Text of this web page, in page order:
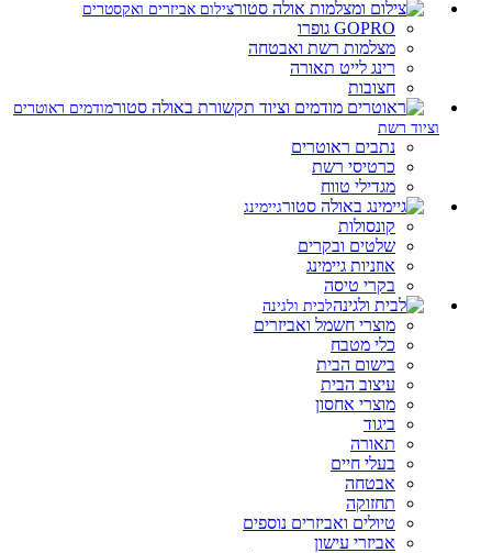
צילום אביזרים ואקסטרים
GOPRO גופרו
מצלמות רשת ואבטחה
רינג לייט תאורה
חצובות
מודמים ראוטרים
וציוד רשת
נתבים ראוטרים
כרטיסי רשת
מגדילי טווח
גיימינג
קונסולות
שלטים ובקרים
אוזניות גיימינג
בקרי טיסה
לבית ולגינה
מוצרי חשמל ואביזרים
כלי מטבח
בישום הבית
עיצוב הבית
מוצרי אחסון
ביגוד
תאורה
בעלי חיים
אבטחה
תחזוקה
טיולים ואביזרים נוספים
אביזרי עישון